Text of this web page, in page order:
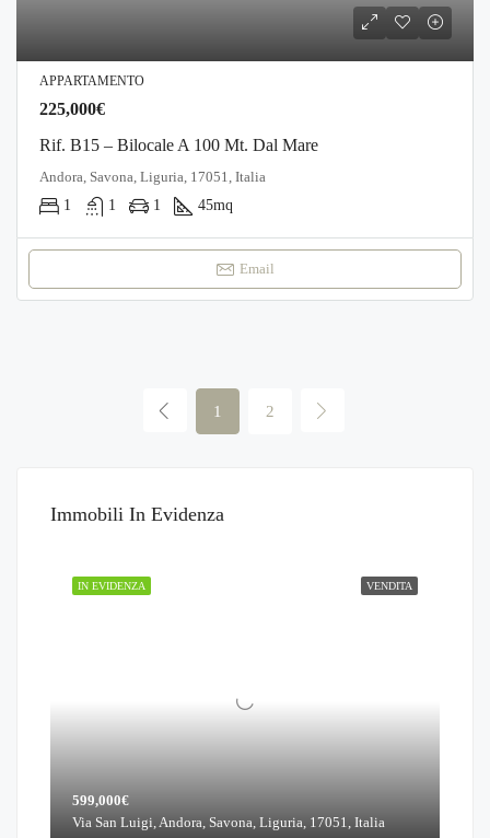
APPARTAMENTO
225,000€
Rif. B15 – Bilocale A 100 Mt. Dal Mare
Andora, Savona, Liguria, 17051, Italia
1
1 1 45mq
Email
1 2
Immobili In Evidenza
VENDITA
IN EVIDENZA
599,000€
Via San Luigi, Andora, Savona, Liguria, 17051, Italia